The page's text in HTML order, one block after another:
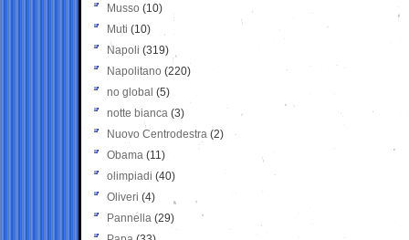
Musso (10)
Muti (10)
Napoli (319)
Napolitano (220)
no global (5)
notte bianca (3)
Nuovo Centrodestra (2)
Obama (11)
olimpiadi (40)
Oliveri (4)
Pannella (29)